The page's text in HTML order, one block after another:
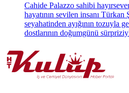
Cahide Palazzo sahibi
hayatının sevilen insanı Türkan
seyahatinden ayığının tozuyla
dostlarının doğumgünü